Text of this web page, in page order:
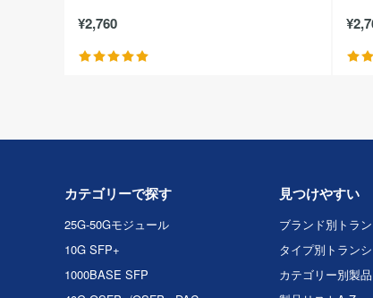
¥2,760
カテゴリーで探す
25G-50Gモジュール
10G SFP+
1000BASE SFP
見つけやすい
ブランド別トラ
タイプ別トラン
カテゴリー別製品